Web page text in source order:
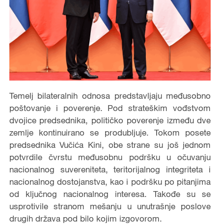
Temelj bilateralnih odnosa predstavljaju međusobno
poštovanje i poverenje. Pod strateškim vođstvom
dvojice predsednika, političko poverenje između dve
zemlje kontinuirano se produbljuje. Tokom posete
predsednika Vučića Kini, obe strane su još jednom
potvrdile čvrstu međusobnu podršku u očuvanju
nacionalnog suvereniteta, teritorijalnog integriteta i
nacionalnog dostojanstva, kao i podršku po pitanjima
od ključnog nacionalnog interesa. Takođe su se
usprotivile stranom mešanju u unutrašnje poslove
drugih država pod bilo kojim izgovorom.